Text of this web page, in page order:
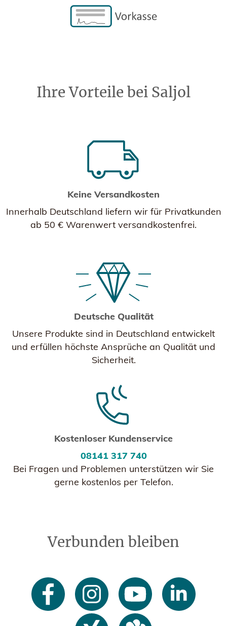
Ihre Vorteile bei Saljol
Keine Versandkosten
Innerhalb Deutschland liefern wir für Privatkunden
ab 50 € Warenwert versandkostenfrei.
Deutsche Qualität
Unsere Produkte sind in Deutschland entwickelt
und erfüllen höchste Ansprüche an Qualität und
Sicherheit.
Kostenloser Kundenservice
08141 317 740
Bei Fragen und Problemen unterstützen wir Sie
gerne kostenlos per Telefon.
Verbunden bleiben